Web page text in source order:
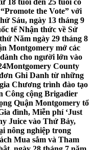
18 tuổi đến 25 tuổi có
the Vote” với
Sáu, ngày 13 tháng 9
tế Nhận thức về Sử
Năm ngày 29 tháng 8
Montgomery mở các
cho người lớn vào
Montgomery County
Ghi Danh từ những
Chương trình đào tạo
Công cộng Brigadier
Quận Montgomery tổ
đình, Miễn phí ‘Just
Juice vào Thứ Bảy,
nông nghiệp trong
Mua sắm và Tham